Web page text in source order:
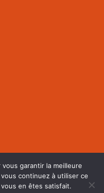
garantir la meilleure
continuez à utiliser ce
en êtes satisfait.